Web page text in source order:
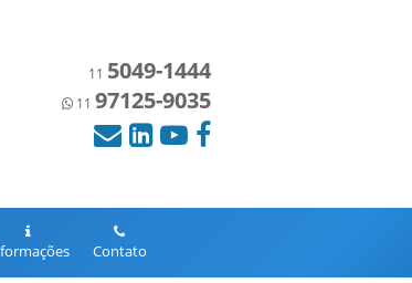
11 5049-1444
11 97125-9035
Contato